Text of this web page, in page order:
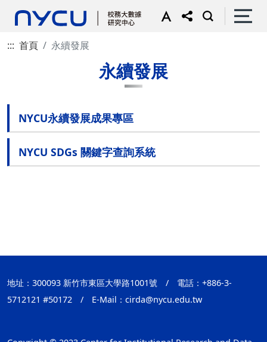
::: 首頁 永續發展
永續發展
NYCU永續發展成果專區
NYCU SDGs 關鍵字查詢系統
地址：300093 新竹市東區大學路1001號 /
電話：+886-3-
5712121 #50172
/ E-Mail： cirda@nycu.edu.tw